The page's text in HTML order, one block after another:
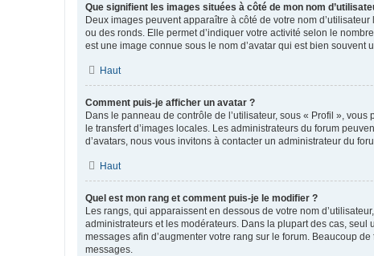
Que signifient les images situées à côté de mon nom
Deux images peuvent apparaître à côté de votre nom
ou des ronds. Elle permet d’indiquer votre activité selon le
est une image connue sous le nom d’avatar qui est bien souvent
Haut
Comment puis-je afficher un avatar ?
Dans le panneau de contrôle de l’utilisateur, sous « Profil »,
le transfert d’images locales. Les administrateurs du forum
d’avatars, nous vous invitons à contacter un administrateur du
Haut
Quel est mon rang et comment puis-je le modifier ?
Les rangs, qui apparaissent en dessous de votre nom
administrateurs et les modérateurs. Dans la plupart des cas,
messages afin d’augmenter votre rang sur le forum. Beaucoup
messages.